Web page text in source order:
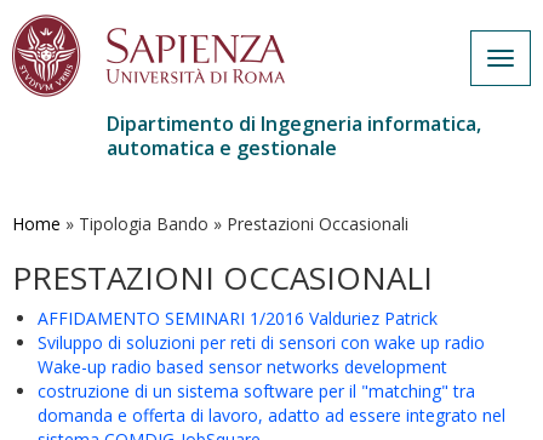
contenuto
Dipartimento di Ingegneria informatica,
automatica e gestionale
Home » Tipologia Bando » Prestazioni Occasionali
PRESTAZIONI OCCASIONALI
AFFIDAMENTO SEMINARI 1/2016 Valduriez Patrick
Sviluppo di soluzioni per reti di sensori con wake up radio
Wake-up radio based sensor networks development
costruzione di un sistema software per il "matching" tra
domanda e offerta di lavoro, adatto ad essere integrato nel